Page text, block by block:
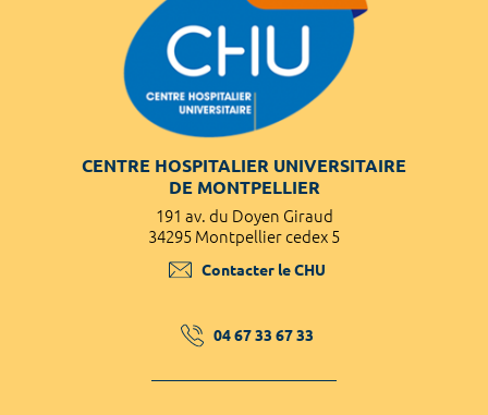
CENTRE HOSPITALIER UNIVERSITAIRE
DE MONTPELLIER
191 av. du Doyen Giraud
34295 Montpellier cedex 5
Contacter le CHU
04 67 33 67 33